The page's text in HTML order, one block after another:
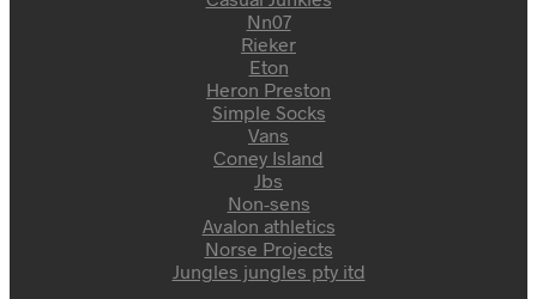
Nn07
Rieker
Eton
Heron Preston
Simple Socks
Vans
Coney Island
Jbs
Non-sens
Avalon athletics
Norse Projects
Jungles jungles pty itd